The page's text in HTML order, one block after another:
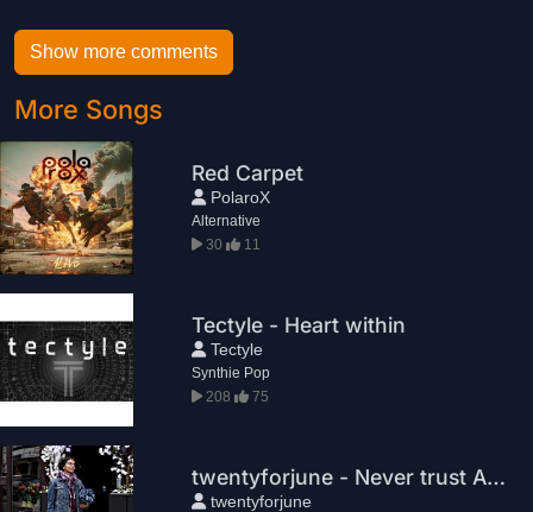
Show more comments
More Songs
Red Carpet
PolaroX
Alternative
30
11
Tectyle - Heart within
Tectyle
Synthie Pop
208
75
twentyforjune - Never trust Again
twentyforjune